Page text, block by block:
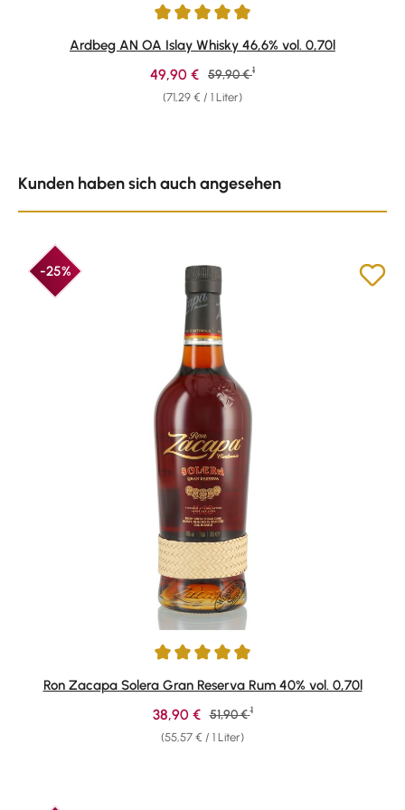
Durchschnittliche Bewertung von 4.89 von 5 Sternen
Ardbeg AN OA Islay Whisky 46,6% vol. 0,70l
(71,29 € / 1 Liter)
Verkaufspreis:
49,90 € Regulärer Preis:
59,90 € 1
Kunden haben sich auch angesehen
-25%
Durchschnittliche Bewertung von 4.88 von 5 Sternen
Ron Zacapa Solera Gran Reserva Rum 40% vol. 0,70l
(55,57 € / 1 Liter)
Verkaufspreis:
38,90 € Regulärer Preis:
51,90 € 1